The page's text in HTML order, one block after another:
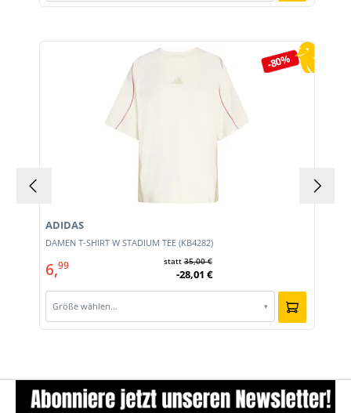
Produktgalerie überspringen
-80%
DAMEN T-SHIRT W STADIUM TEE (KB4282)
ADIDAS
6,99 statt35,00 €
-28,01 €
Größe wählen… ▾